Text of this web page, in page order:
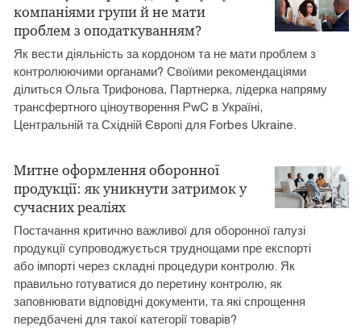
компаніями групи й не мати
проблем з оподаткуванням?
Як вести діяльність за кордоном та не мати проблем з
контролюючими органами? Своїими рекомендаціями
ділиться Ольга Трифонова, Партнерка, лідерка напряму
трансфертного ціноутворення PwC в Україні,
Центральній та Східній Європі для Forbes Ukraine.
Митне оформлення оборонної
продукції: як уникнути затримок у
сучасних реаліях
Постачання критично важливої для оборонної галузі
продукції супроводжується труднощами пре експорті
або імпорті через складні процедури контролю. Як
правильно готуватися до перетину контролю, як
заповнювати відповідні документи, та які спрощення
передбачені для такої категорії товарів?